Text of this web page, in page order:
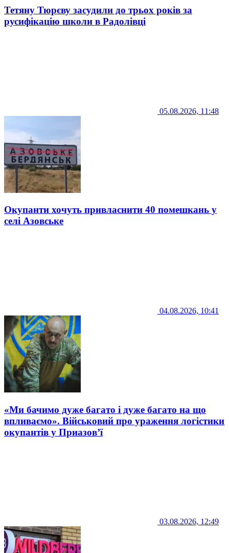
Тетяну Тюрєву засудили до трьох років за
русифікацію школи в Радолівці
05.08.2026, 11:48
Окупанти хочуть привласнити 40 помешкань у
селі Азовське
04.08.2026, 10:41
«Ми бачимо дуже багато і дуже багато на що
впливаємо». Військовий про ураження логістики
окупантів у Приазов’ї
03.08.2026, 12:49